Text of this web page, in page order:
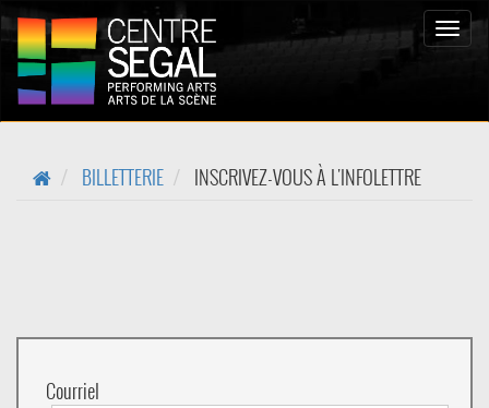
la
BILLETTERIE INSCRIVEZ-VOUS À L'INFOLETTRE
Courriel